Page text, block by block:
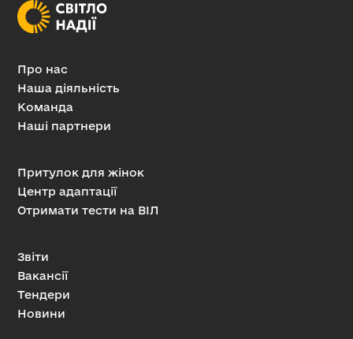
Про нас
Наша діяльність
Команда
Наші партнери
Притулок для жінок
Центр адаптації
Отримати тести на ВІЛ
Звіти
Вакансії
Тендери
Новини